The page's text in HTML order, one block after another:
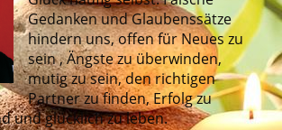
Gedanken und Glaubenssätze
hindern uns, offen für Neues zu
sein , Ängste zu überwinden,
mutig zu sein, den richtigen
Partner zu finden, Erfolg zu
und glücklich zu leben.